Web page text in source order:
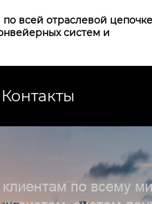
всей отраслевой цепочке
систем и
Контакты